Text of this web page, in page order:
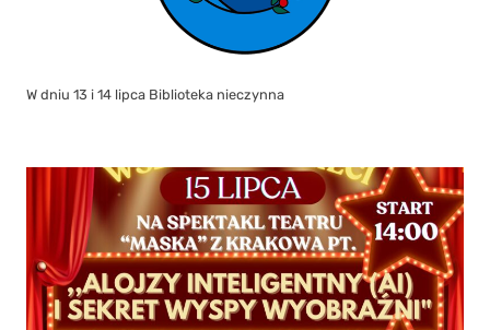
W dniu 13 i 14 lipca Biblioteka nieczynna